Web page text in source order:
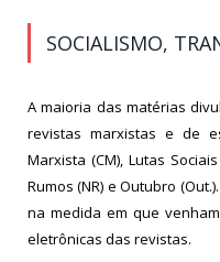
SOCIALISMO,
A maioria das matérias
revistas marxistas e de
Marxista (CM), Lutas
Rumos (NR) e Outubro
na medida em que
eletrônicas das revistas.